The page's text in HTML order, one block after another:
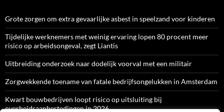
Grote zorgen om extra gevaarlijke asbest in speelzand voor kinderen
Tijdelijke werknemers met weinig ervaring lopen 80 procent meer
risico op arbeidsongeval, zegt Liantis
Uitbreiding onderzoek naar dodelijk voorval met een militair
Zorgwekkende toename van fatale bedrijfsongelukken in Amsterdam
Kwart bouwbedrijven loopt risico op uitsluiting bij
overheidsaanbestedingen in 2026